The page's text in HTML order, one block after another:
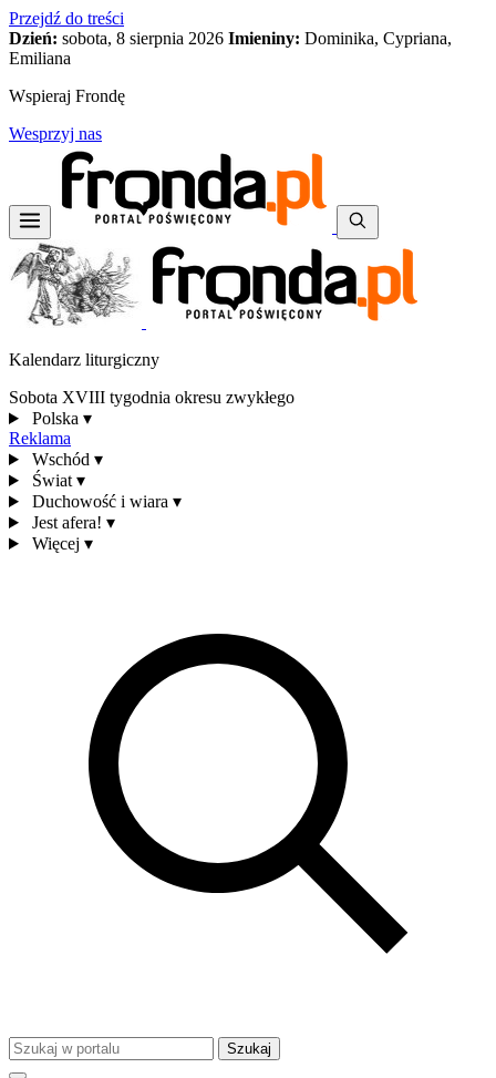
Przejdź do treści
Dzień: sobota, 8 sierpnia 2026 Imieniny: Dominika, Cypriana,
Emiliana
Wspieraj Frondę
Wesprzyj nas
Kalendarz liturgiczny
Sobota XVIII tygodnia okresu zwykłego
Polska ▾
Reklama
Wschód ▾
Świat ▾
Duchowość i wiara ▾
Jest afera! ▾
Więcej ▾
Szukaj